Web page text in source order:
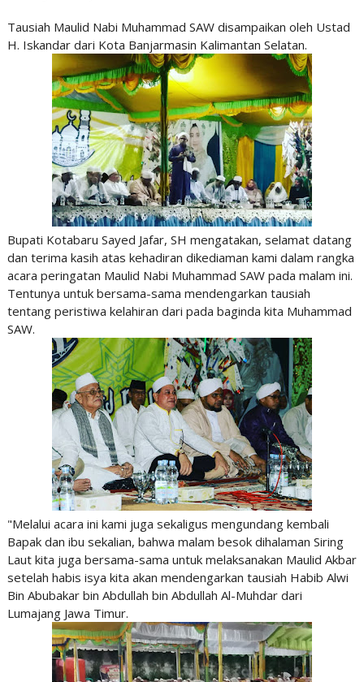
Tausiah Maulid Nabi Muhammad SAW disampaikan oleh Ustad
H. Iskandar dari Kota Banjarmasin Kalimantan Selatan.
Bupati Kotabaru Sayed Jafar, SH mengatakan, selamat datang
dan terima kasih atas kehadiran dikediaman kami dalam rangka
acara peringatan Maulid Nabi Muhammad SAW pada malam ini.
Tentunya untuk bersama-sama mendengarkan tausiah
tentang peristiwa kelahiran dari pada baginda kita Muhammad
SAW.
"Melalui acara ini kami juga sekaligus mengundang kembali
Bapak dan ibu sekalian, bahwa malam besok dihalaman Siring
Laut kita juga bersama-sama untuk melaksanakan Maulid Akbar
setelah habis isya kita akan mendengarkan tausiah Habib Alwi
Bin Abubakar bin Abdullah bin Abdullah Al-Muhdar dari
Lumajang Jawa Timur.